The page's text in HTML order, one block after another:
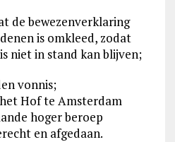
de bewezenverklaring
is omkleed, zodat
niet in stand kan blijven;
vonnis;
Hof te Amsterdam
hoger beroep
en afgedaan.